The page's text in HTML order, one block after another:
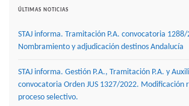
ÚLTIMAS NOTICIAS
STAJ informa. Tramitación P.A. convocatoria 1288/
Nombramiento y adjudicación destinos Andalucía
STAJ informa. Gestión P.A., Tramitación P.A. y
convocatoria Orden JUS 1327/2022. Modificación
proceso selectivo.